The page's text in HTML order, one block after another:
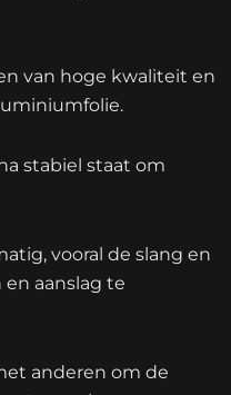
van hoge kwaliteit en
stabiel staat om
vooral de slang en
aanslag te
anderen om de